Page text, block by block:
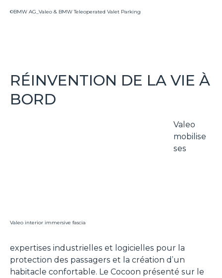
©BMW AG_Valeo & BMW Teleoperated Valet Parking
RÉINVENTION DE LA VIE À
BORD
Valeo interior immersive fascia
Valeo
mobilise
ses
expertises industrielles et logicielles pour la
protection des passagers et la création d’un
habitacle confortable. Le Cocoon présenté sur le